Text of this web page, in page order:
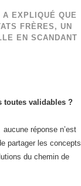
A EXPLIQUÉ QUE
FRÈRES, UN
EN SCANDANT
toutes validables ?
réponse n’est
partager les concepts
du chemin de